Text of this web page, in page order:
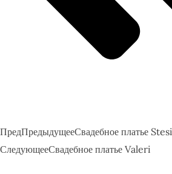
ПредПредыдущееСвадебное платье Stesi
СледующееСвадебное платье Valeri